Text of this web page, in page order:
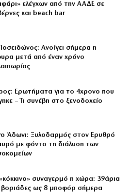
ελέγχων από την ΑΑΔΕ σε
και beach bar
Ανοίγει σήμερα η
μετά από έναν χρόνο
Ερωτήματα για το 4χρονο που
– Τι συνέβη στο ξενοδοχείο
Άδωνι: Ξυλοδαρμός στον Ερυθρό
με φόντο τη διάλυση των
συναγερμό η χώρα: 39άρια
βοριάδες ως 8 μποφόρ σήμερα